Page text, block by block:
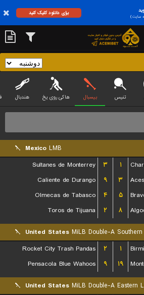
سایت)
برای دانلود کلیک کنید
تنیس بیسبال هاکی روی یخ هندبال
Mexico LMB
Sultanes de Monterrey
۳ ۱
Caliente de Durango
۹ ۳
Olmecas de Tabasco
۴ ۵
Toros de Tijuana
۲ ۸
United States MiLB Double-A
Rocket City Trash Pandas
۲ ۱
Pensacola Blue Wahoos
۹ ۱۹
United States MiLB Double-A Eastern